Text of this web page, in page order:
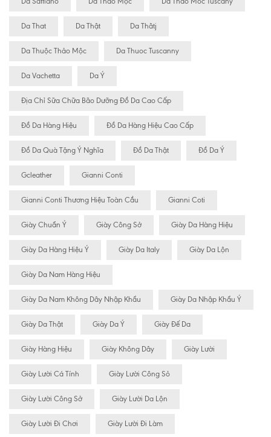
Da That Da Thật Da Thâtj
Da Thuộc Thảo Mộc Da Thuoc Tuscanny
Da Vachetta Da Ý
Địa Chỉ Sữa Chữa Bão Dưỡng Đồ Da Cao Cấp
Đồ Da Hàng Hiệu Đồ Da Hàng Hiệu Cao Cấp
Đồ Da Quà Tặng Ý Nghĩa Đồ Da Thật Đồ Da Ý
Gcleather Gianni Conti
Gianni Conti Thương Hiệu Toàn Cầu Gianni Coti
Giày Chuẩn Ý Giày Công Sở Giày Da Hàng Hiệu
Giày Da Hàng Hiệu Ý Giày Da Italy Giày Da Lộn
Giày Da Nam Hàng Hiệu
Giày Da Nam Không Dây Nhập Khẩu Giày Da Nhập Khẩu Ý
Giày Da Thật Giày Da Ý Giày Đế Da
Giày Hàng Hiệu Giày Không Dây Giày Lười
Giày Lười Cá Tính Giày Lười Công Sỏ
Giày Lười Công Sở Giày Lười Da Lộn
Giày Lười Đi Chơi Giày Lười Đi Làm